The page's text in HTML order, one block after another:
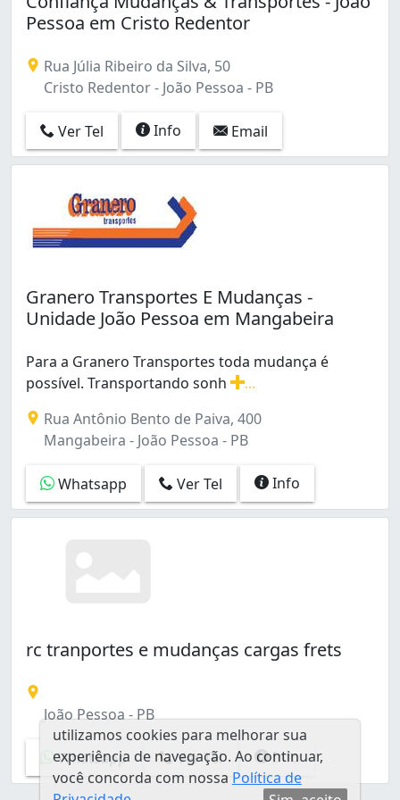
Pessoa em Cristo Redentor
Rua Júlia Ribeiro da Silva, 50
Cristo Redentor - João Pessoa - PB
Ver Tel Info Email
Granero Transportes E Mudanças -
Unidade João Pessoa em Mangabeira
Para a Granero Transportes toda mudança é
possível. Transportando sonh
Rua Antônio Bento de Paiva, 400
Mangabeira - João Pessoa - PB
Whatsapp Ver Tel Info
rc tranportes e mudanças cargas frets
João Pessoa - PB
Whatsapp Ver Tel Info
utilizamos cookies para melhorar sua
experiência de navegação. Ao continuar,
você concorda com nossa Política de